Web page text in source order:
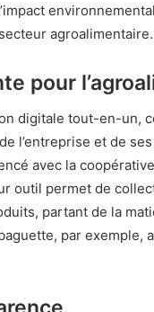
agroalimentaire.
pour
digitale tout-en-un,
l’entreprise et de
avec la
outil permet de
partant de la
par